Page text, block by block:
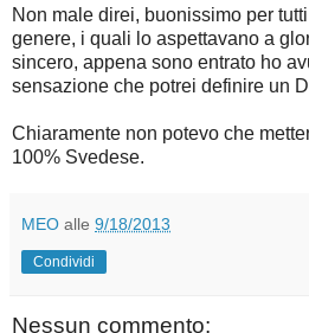
Non male direi, buonissimo per
genere, i quali lo aspettavano a
sincero, appena sono entrato ho
sensazione che potrei definire un
Chiaramente non potevo che
100% Svedese.
MEO alle 9/18/2013
Condividi
Nessun commento: